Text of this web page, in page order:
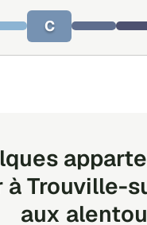
C
à Trouville-
aux